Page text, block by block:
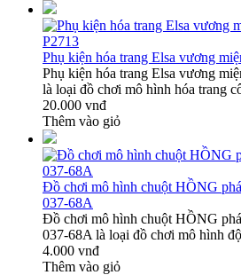
Phụ kiện hóa trang Elsa vương
Phụ kiện hóa trang Elsa vương
là loại đồ chơi mô hình hóa trang
20.000 vnđ
Thêm vào giỏ
Đồ chơi mô hình chuột HỒNG
037-68A
Đồ chơi mô hình chuột HỒNG
037-68A là loại đồ chơi mô hình
4.000 vnđ
Thêm vào giỏ